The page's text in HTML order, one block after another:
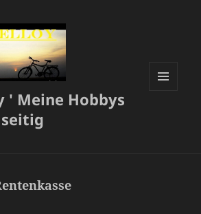
' Meine Hobbys